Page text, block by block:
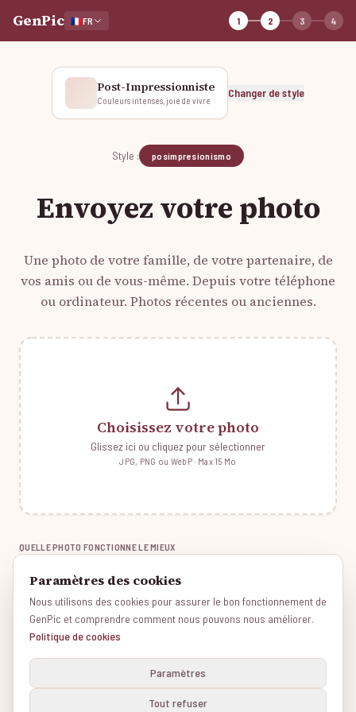
Paramètres des cookies
Nous utilisons des cookies pour assurer le bon fonctionnement de
GenPic et comprendre comment nous pouvons nous améliorer.
Politique de cookies
Paramètres
Tout refuser
GenPic 🇫🇷FR 1 2 3 4
Post-Impressionniste
Couleurs intenses, joie de vivre
Changer de style
Style : posimpresionismo
Envoyez votre photo
Une photo de votre famille, de votre partenaire, de
vos amis ou de vous-même. Depuis votre téléphone
ou ordinateur. Photos récentes ou anciennes.
Choisissez votre photo
Glissez ici ou cliquez pour sélectionner
JPG, PNG ou WebP · Max 15 Mo
QUELLE PHOTO FONCTIONNE LE MIEUX
Familles, couples, amis
Évitez les lunettes de soleil
Votre photo est privée. Nous l'utilisons uniquement pour créer votre portrait et la
supprimons automatiquement après 14 jours. Veuillez utiliser vos propres photos ou